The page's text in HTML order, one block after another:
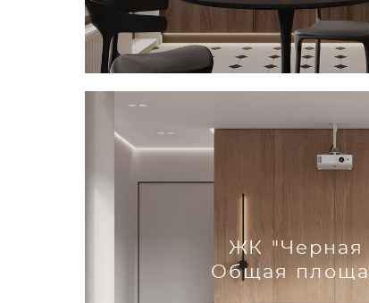
ЖК "Черная
Общая